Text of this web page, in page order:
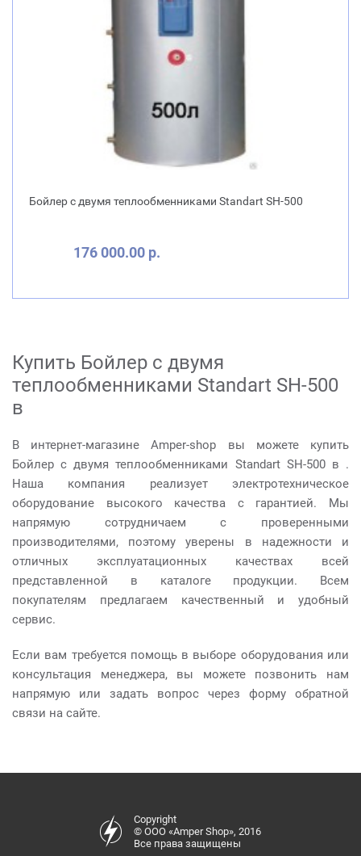
Бойлер с двумя теплообменниками Standart SH-500
176 000.00 р.
Купить Бойлер с двумя
теплообменниками Standart SH-500
в
В интернет-магазине Amper-shop вы можете купить
Бойлер с двумя теплообменниками Standart SH-500 в .
Наша компания реализует электротехническое
оборудование высокого качества с гарантией. Мы
напрямую сотрудничаем с проверенными
производителями, поэтому уверены в надежности и
отличных эксплуатационных качествах всей
представленной в каталоге продукции. Всем
покупателям предлагаем качественный и удобный
сервис.
Если вам требуется помощь в выборе оборудования или
консультация менеджера, вы можете позвонить нам
напрямую или задать вопрос через форму обратной
связи на сайте.
Copyright
© ООО «Amper Shop», 2016
Все права защищены